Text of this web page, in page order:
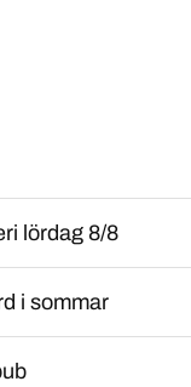
lördag 8/8
i sommar